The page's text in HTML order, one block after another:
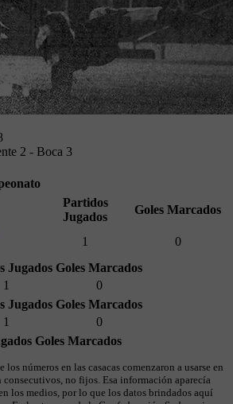
2 - Boca 3
Partidos
Jugados
Goles Marcados
1
0
Jugados Goles Marcados
1
0
Jugados Goles Marcados
1
0
Goles Marcados
los números en las casacas comenzaron a usarse en
consecutivos, no fijos. Esa información aparecía
los medios, por lo que los datos brindados aquí